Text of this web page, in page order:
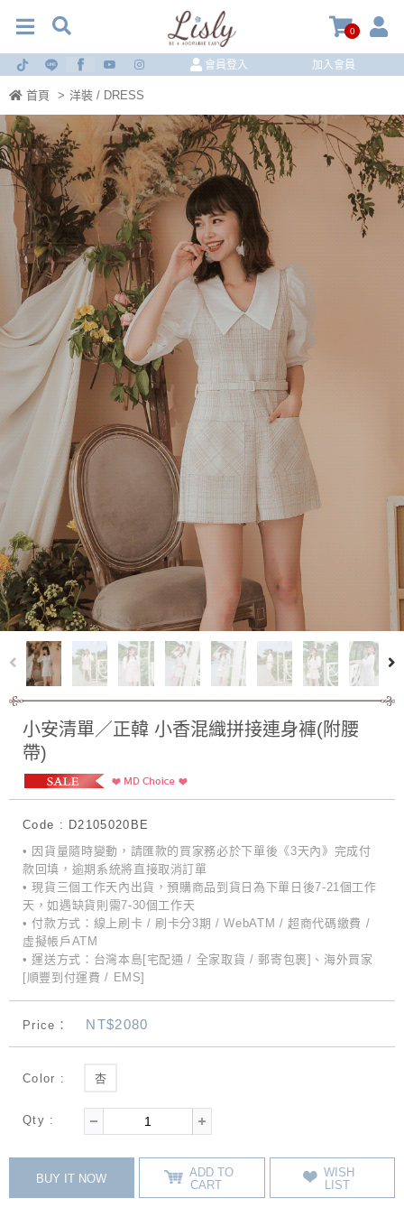
0
會員登入 加入會員
首頁 > 洋裝 / DRESS
小安清單／正韓 小香混織拼接連身褲(附腰
帶)
Code : D2105020BE
• 因貨量隨時變動，請匯款的買家務必於下單後《3天內》完成付
款回填，逾期系統將直接取消訂單
• 現貨三個工作天內出貨，預購商品到貨日為下單日後7-21個工作
天，如遇缺貨則需7-30個工作天
• 付款方式：線上刷卡 / 刷卡分3期 / WebATM / 超商代碼繳費 /
虛擬帳戶ATM
• 運送方式：台灣本島[宅配通 / 全家取貨 / 郵寄包裹]、海外買家
[順豐到付運費 / EMS]
Price： NT$2080
Color : 杏
Qty :
BUY IT NOW
ADD TO
CART
WISH
LIST